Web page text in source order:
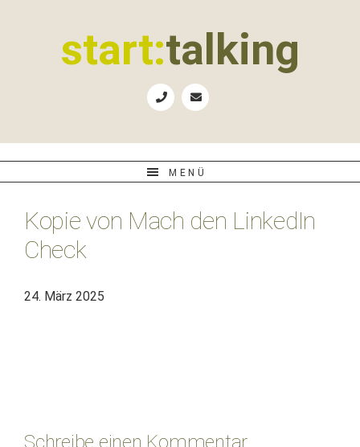
start:talking
B2B-
Unternehmen,
Social
Manager
und
PR-
MENÜ
Kopie von Mach den LinkedIn
Check
24. März 2025
Interaktionen
Schreibe einen Kommentar